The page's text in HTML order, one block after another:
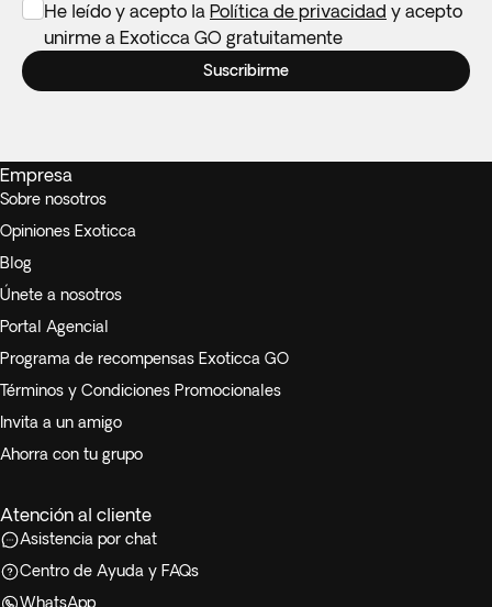
He leído y acepto la Política de privacidad y acepto
unirme a Exoticca GO gratuitamente
Suscribirme
Empresa
Sobre nosotros
Opiniones Exoticca
Blog
Únete a nosotros
Portal Agencial
Programa de recompensas Exoticca GO
Términos y Condiciones Promocionales
Invita a un amigo
Ahorra con tu grupo
Atención al cliente
Asistencia por chat
Centro de Ayuda y FAQs
WhatsApp